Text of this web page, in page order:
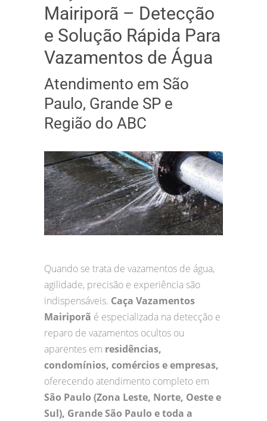
Mairiporã – Detecção
e Solução Rápida Para
Vazamentos de Água
Atendimento em São
Paulo, Grande SP e
Região do ABC
Quando se trata de vazamentos de água,
agilidade, precisão e experiência são
indispensáveis. Caça Vazamentos
Mairiporã é especializada na detecção e
reparo de vazamentos ocultos ou
aparentes em residências,
condomínios, comércios e empresas,
oferecendo atendimento completo em
São Paulo (Zona Leste, Norte, Oeste e
Sul), Grande São Paulo e toda a